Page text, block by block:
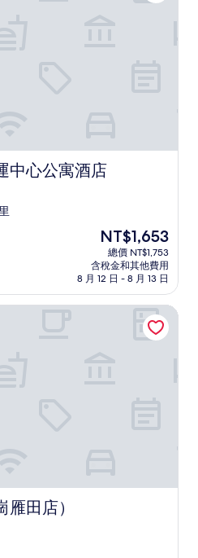
中心公寓酒店
公寓酒店
現
在
價
格
為
NT$1,653
NT$1,653
總價 NT$1,753
含稅金和其他費用
8 月 12 日 - 8 月 13 日
田店）
店）